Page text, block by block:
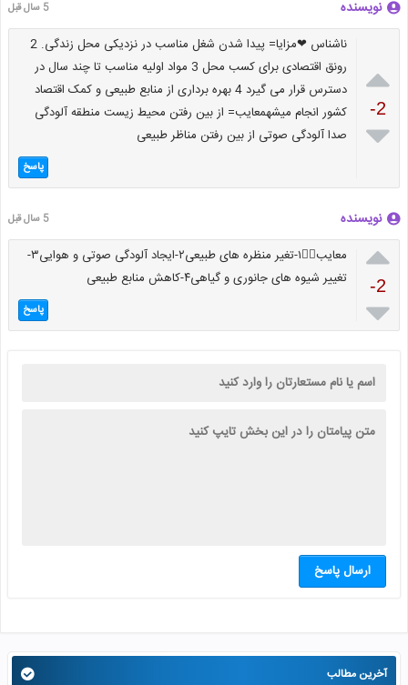
نویسنده 5 سال قبل

-2

ناشناس ❤مزایا= پیدا شدن شغل مناسب در نزدیکی محل زندگی. 2
رونق اقتصادی برای کسب محل 3 مواد اولیه مناسب تا چند سال در
دسترس قرار می گیرد 4 بهره برداری از منابع طبیعی و کمک اقتصاد
کشور انجام میشهمعایب= از بین رفتن محیط زیست منطقه آلودگی
صدا آلودگی صوتی از بین رفتن مناظر طبیعی
پاسخ
نویسنده 5 سال قبل

-2

معایب👇🏻۱-تغیر منظره های طبیعی۲-ایجاد آلودگی صوتی و هوایی۳-
تغییر شیوه های جانوری و گیاهی۴-کاهش منابع طبیعی
پاسخ
ارسال پاسخ
آخرین مطالب